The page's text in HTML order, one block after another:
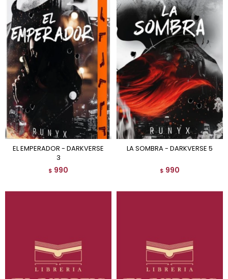
EL EMPERADOR - DARKVERSE
3
$ 990
LA SOMBRA - DARKVERSE 5
$ 990